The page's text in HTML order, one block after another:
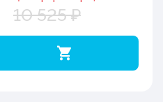
10 525 ₽